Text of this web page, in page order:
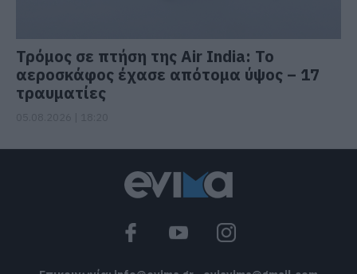
Τρόμος σε πτήση της Air India: Το
αεροσκάφος έχασε απότομα ύψος – 17
τραυματίες